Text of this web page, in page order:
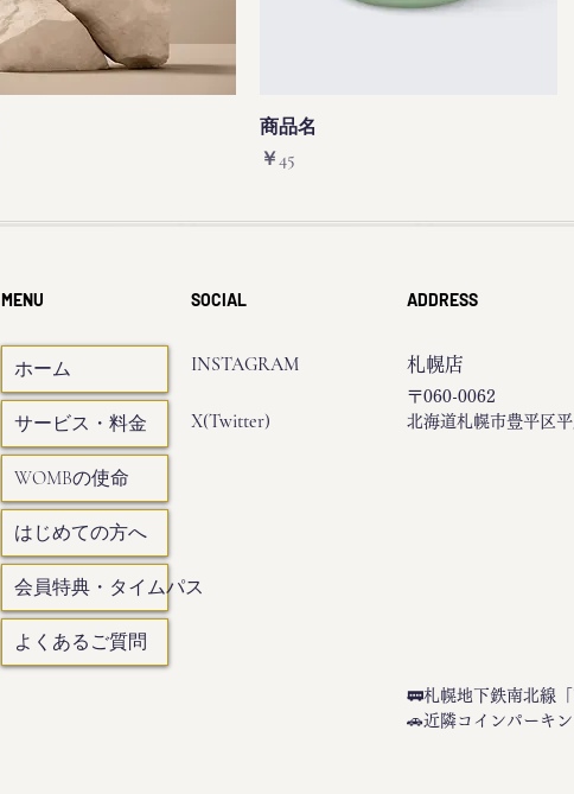
商品名
価格
￥45
MENU
ホーム
サービス・料金
WOMBの使命
はじめての方へ
会員特典・タイムパス
よくあるご質問
SOCIAL
INSTAGRAM
X(Twitter)
ADDRESS
札幌店
〒060-0062
北海道札幌市豊平区
🚃札幌地下鉄南北線
​​🚗近隣コインパーキ